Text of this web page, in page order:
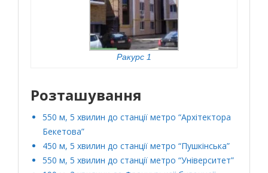
Ракурс 1
Розташування
550 м, 5 хвилин до станції метро “Архітектора
Бекетова”
450 м, 5 хвилин до станції метро “Пушкінська”
550 м, 5 хвилин до станції метро “Університет”